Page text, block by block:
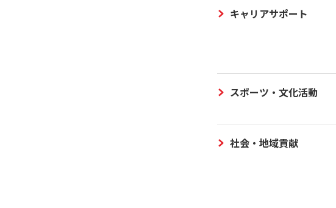
キャリアサポート
スポーツ・文化活動
社会・地域貢献